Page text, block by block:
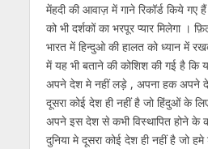
मेंहदी की आवाज़ में गाने रिकॉर्ड किये गए
को भी दर्शकों का भरपूर प्यार मिलेगा ।
भारत में हिन्दुओ की हालत को ध्यान में
में यह भी बताने की कोशिश की गई है
अपने देश मे नहीं लड़े , अपना हक अपने देश
दूसरा कोई देश ही नहीं है जो हिंदुओं के
अपने इस देश से कभी विस्थापित होने के
दुनिया मे दूसरा कोई देश ही नहीं है जो